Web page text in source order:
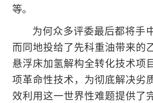
等。
为何众多评委最后都将手
而同地投给了先科重油带来的
悬浮床加氢解构全转化技术
项革命性技术，为彻底解决劣
效利用这一世界性难题提供了